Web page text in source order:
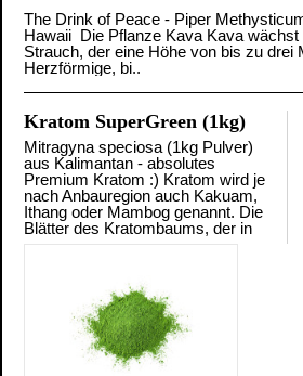
The Drink of Peace - Piper
Hawaii Die Pflanze Kava Kava
Strauch, der eine Höhe von bis zu drei
Herzförmige, bi..
Kratom SuperGreen (1kg)
Mitragyna speciosa (1kg Pulver)
aus Kalimantan - absolutes
Premium Kratom :) Kratom wird je
nach Anbauregion auch Kakuam,
Ithang oder Mambog genannt. Die
Blätter des Kratombaums, der in